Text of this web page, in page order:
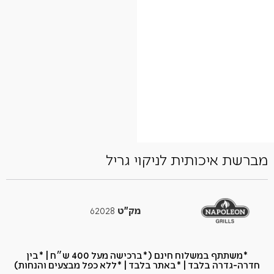
מברשת איכותית לניקוי גריל
מק"ט
*משתתף במשלוח חינם (*ברכישה מעל 400 ש״ח​ | *בין
חדרה-גדרה בלבד | *באתר בלבד | *ללא כפל מבצעים והנחות)